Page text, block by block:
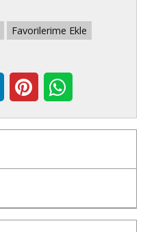
Favorilerime Ekle